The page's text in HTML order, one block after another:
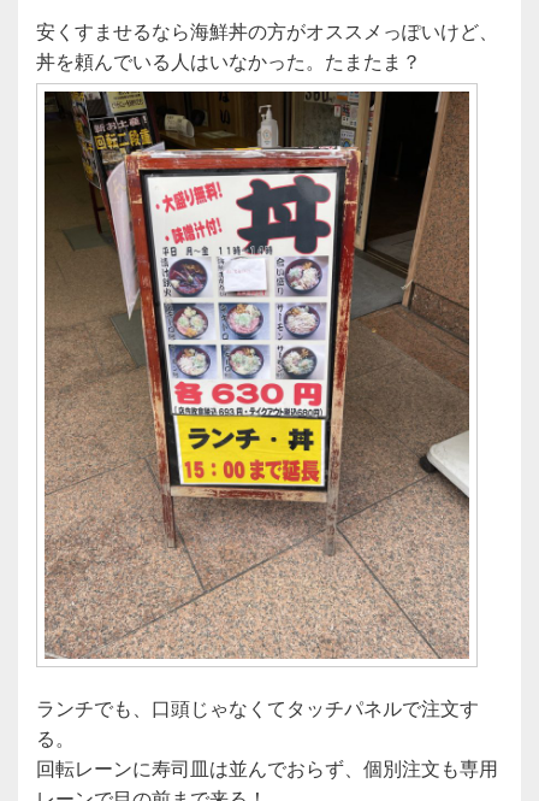
安くすませるなら海鮮丼の方がオススメっぽいけど、
丼を頼んでいる人はいなかった。たまたま？
ランチでも、口頭じゃなくてタッチパネルで注文す
る。
回転レーンに寿司皿は並んでおらず、個別注文も専用